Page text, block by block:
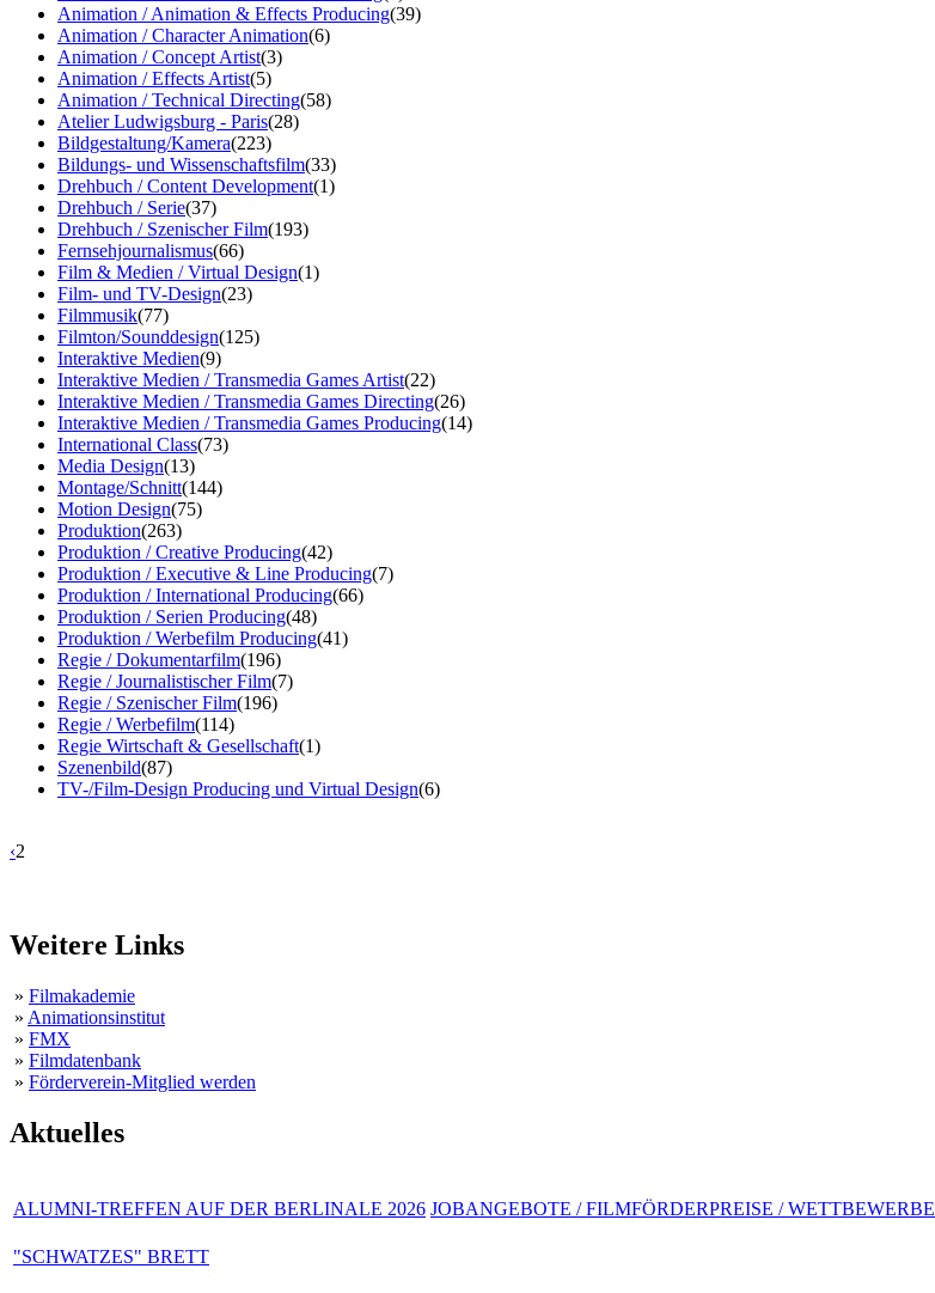
Animation / Animation & Effects Producing(39)
Animation / Character Animation(6)
Animation / Concept Artist(3)
Animation / Effects Artist(5)
Animation / Technical Directing(58)
Atelier Ludwigsburg - Paris(28)
Bildgestaltung/Kamera(223)
Bildungs- und Wissenschaftsfilm(33)
Drehbuch / Content Development(1)
Drehbuch / Serie(37)
Drehbuch / Szenischer Film(193)
Fernsehjournalismus(66)
Film & Medien / Virtual Design(1)
Film- und TV-Design(23)
Filmmusik(77)
Filmton/Sounddesign(125)
Interaktive Medien(9)
Interaktive Medien / Transmedia Games Artist(22)
Interaktive Medien / Transmedia Games Directing(26)
Interaktive Medien / Transmedia Games Producing(14)
International Class(73)
Media Design(13)
Montage/Schnitt(144)
Motion Design(75)
Produktion(263)
Produktion / Creative Producing(42)
Produktion / Executive & Line Producing(7)
Produktion / International Producing(66)
Produktion / Serien Producing(48)
Produktion / Werbefilm Producing(41)
Regie / Dokumentarfilm(196)
Regie / Journalistischer Film(7)
Regie / Szenischer Film(196)
Regie / Werbefilm(114)
Regie Wirtschaft & Gesellschaft(1)
Szenenbild(87)
TV-/Film-Design Producing und Virtual Design(6)
‹2
Weitere Links
» Filmakademie
» Animationsinstitut
» FMX
» Filmdatenbank
» Förderverein-Mitglied werden
Aktuelles
ALUMNI-TREFFEN AUF DER BERLINALE 2026 JOBANGEBOTE / FILMFÖRDERPREISE / WETTBEWERBE
"SCHWATZES" BRETT